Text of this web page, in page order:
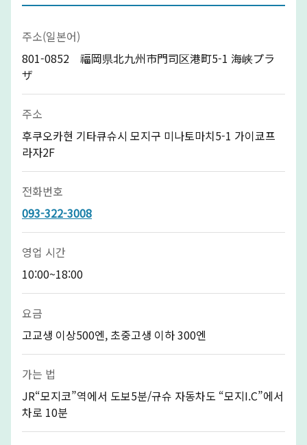
주소(일본어)
801-0852 福岡県北九州市門司区港町5-1 海峡プラ
ザ
주소
후쿠오카현 기타큐슈시 모지구 미나토마치5-1 가이쿄프
라자2F
전화번호
093-322-3008
영업 시간
10:00~18:00
요금
고교생 이상500엔, 초중고생 이하 300엔
가는 법
JR“모지코”역에서 도보5분/규슈 자동차도 “모지I.C”에서
차로 10분